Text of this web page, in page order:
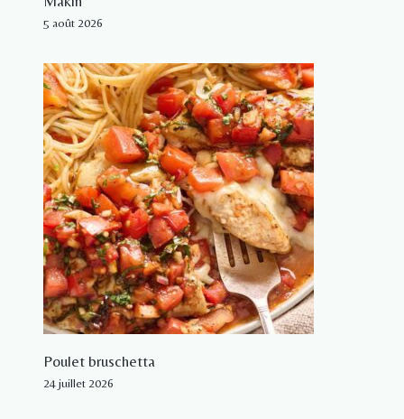
5 août 2026
Poulet bruschetta
24 juillet 2026